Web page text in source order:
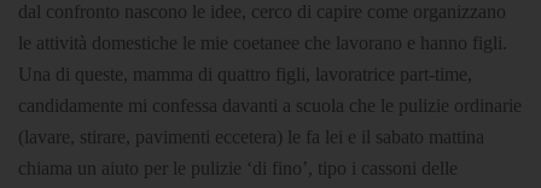
dal confronto nascono le idee, cerco di capire come organizzano
le attività domestiche le mie coetanee che lavorano e hanno figli.
Una di queste, mamma di quattro figli, lavoratrice part-time,
candidamente mi confessa davanti a scuola che le pulizie ordinarie
(lavare, stirare, pavimenti eccetera) le fa lei e il sabato mattina
chiama un aiuto per le pulizie ‘di fino’, tipo i cassoni delle